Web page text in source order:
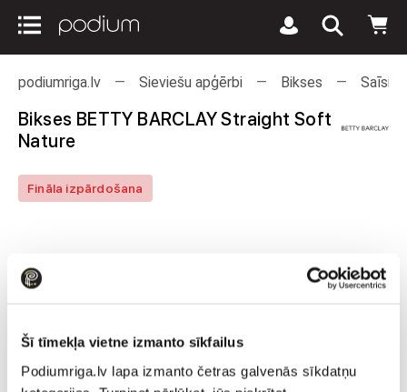
Šī tīmekļa vietne izmanto sīkfailus
Podiumriga.lv lapa izmanto četras galvenās sīkdatņu
podiumriga.lv Sieviešu apģērbi Bikses
Bikses BETTY BARCLAY Straight Soft
Nature
Fināla izpārdošana